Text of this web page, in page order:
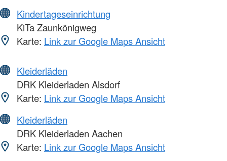
Kindertageseinrichtung
KiTa Zaunkönigweg
Karte: Link zur Google Maps Ansicht
Kleiderläden
DRK Kleiderladen Alsdorf
Karte: Link zur Google Maps Ansicht
Kleiderläden
DRK Kleiderladen Aachen
Karte: Link zur Google Maps Ansicht